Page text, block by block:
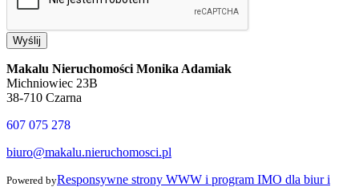
Wyślij
Makalu Nieruchomości Monika Adamiak
Michniowiec 23B
38-710 Czarna
607 075 278
biuro@makalu.nieruchomosci.pl
Powered byResponsywne strony WWW i program IMO dla biur i